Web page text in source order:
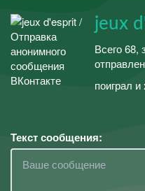
jeux
Всего 68,
поиграл и
Текст сообщения: